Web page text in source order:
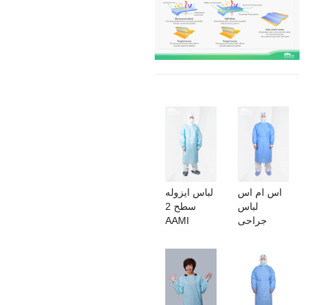
لباس ایزوله
سطح 2
AAMI
اس ام اس
لباس
جراحی